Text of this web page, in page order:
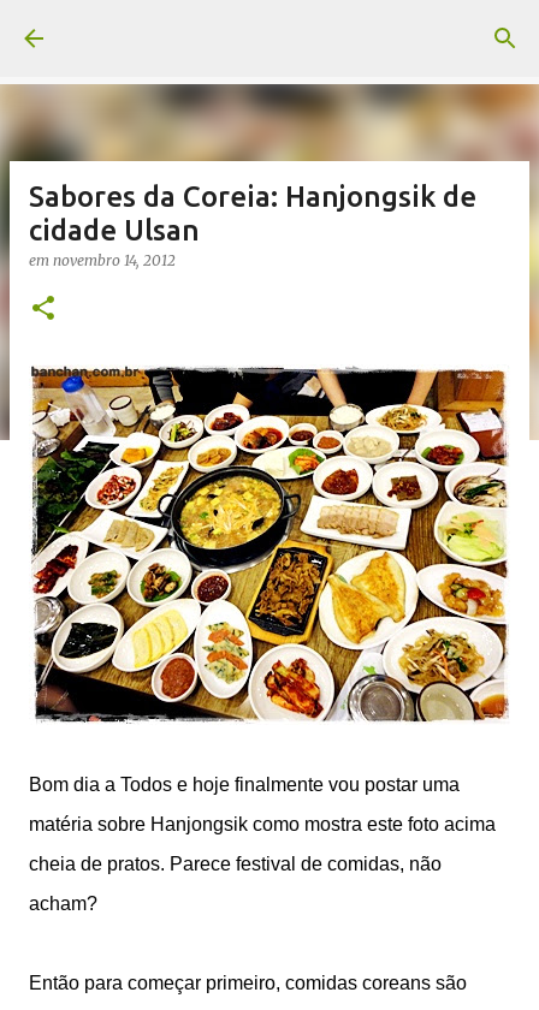
Sabores da Coreia: Hanjongsik de
cidade Ulsan
em novembro 14, 2012
Bom dia a Todos e hoje finalmente vou postar uma
matéria sobre Hanjongsik como mostra este foto acima
cheia de pratos. Parece festival de comidas, não
acham?
Então para começar primeiro, comidas coreans são